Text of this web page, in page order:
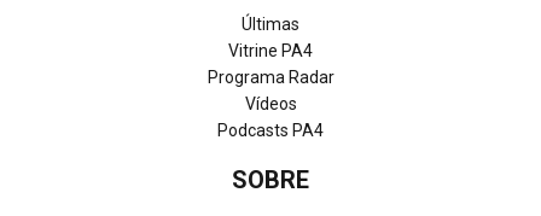
Últimas
Vitrine PA4
Programa Radar
Vídeos
Podcasts PA4
SOBRE